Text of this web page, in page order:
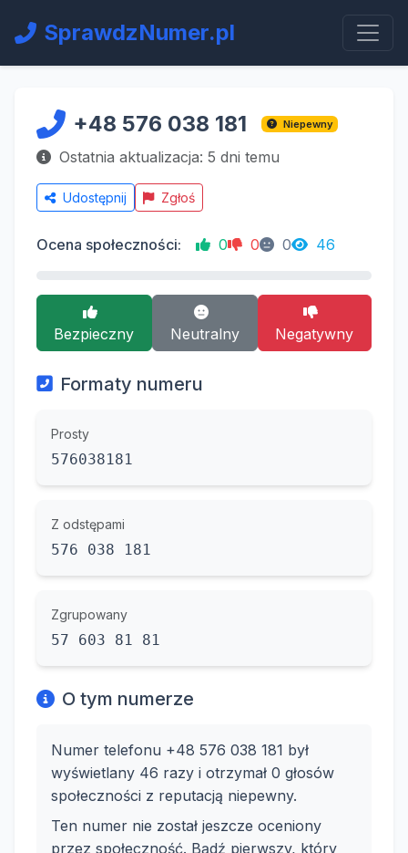
SprawdzNumer.pl
+48 576 038 181 Niepewny
Ostatnia aktualizacja: 5 dni temu
Udostępnij Zgłoś
Ocena społeczności: 0 0 0 46
Bezpieczny Neutralny Negatywny
Formaty numeru
Prosty
576038181
Z odstępami
576 038 181
Zgrupowany
57 603 81 81
O tym numerze
Numer telefonu +48 576 038 181 był
wyświetlany 46 razy i otrzymał 0 głosów
społeczności z reputacją niepewny.
Ten numer nie został jeszcze oceniony
przez społeczność. Bądź pierwszy, który